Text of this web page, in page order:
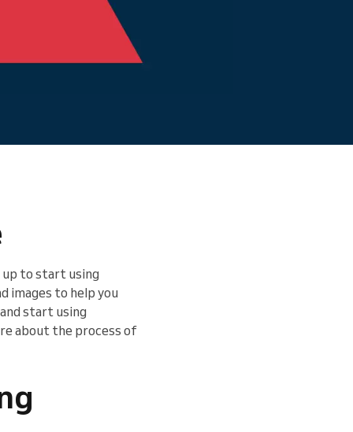
up to start using
images to help you
start using
about the process of